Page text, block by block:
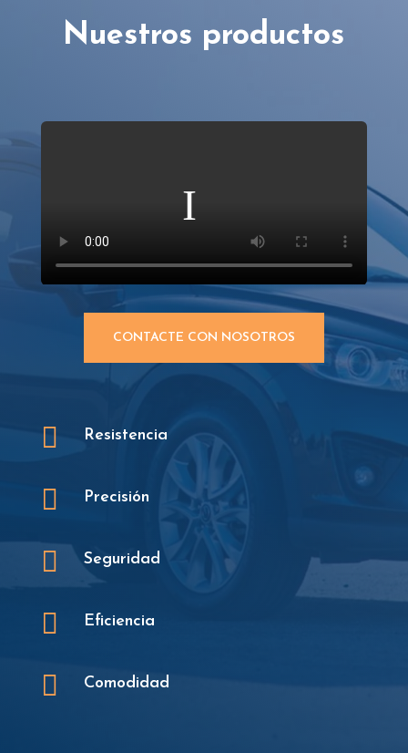
Nuestros productos
CONTACTE CON NOSOTROS
 Resistencia
 Precisión
 Seguridad
 Eficiencia
 Comodidad